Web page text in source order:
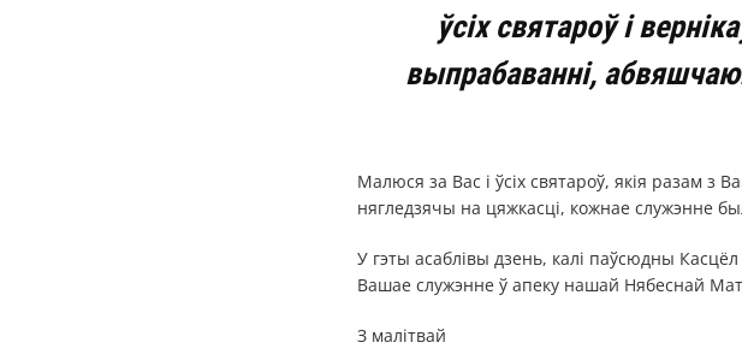
ўсіх святароў і
выпрабаванні,
Малюся за Вас і ўсіх святароў, якія разам з
нягледзячы на цяжкасці, кожнае служэнне
У гэты асаблівы дзень, калі паўсюдны
Вашае служэнне ў апеку нашай Нябеснай
З малітвай